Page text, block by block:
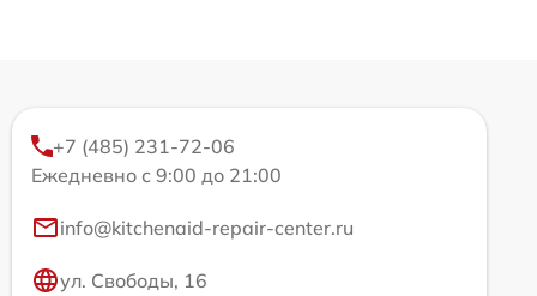
+7 (485) 231-72-06
Ежедневно с 9:00 до 21:00
info@kitchenaid-repair-center.ru
ул. Свободы, 16